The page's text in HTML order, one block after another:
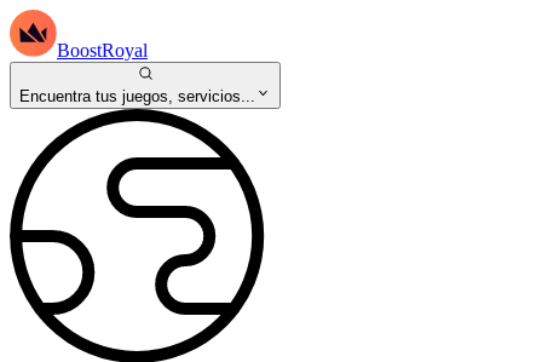
BoostRoyal
Encuentra tus juegos, servicios...